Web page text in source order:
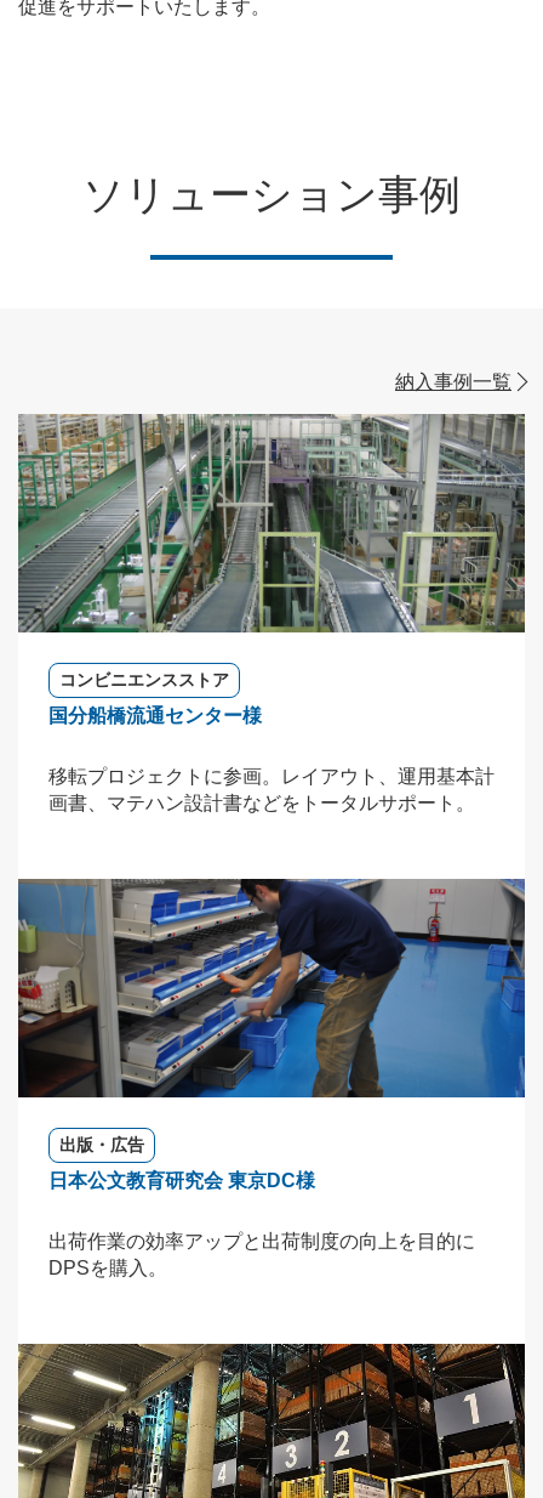
促進をサポートいたします。
ソリューション事例
納入事例一覧
コンビニエンスストア
国分船橋流通センター様
移転プロジェクトに参画。レイアウト、運用基本計
画書、マテハン設計書などをトータルサポート。
出版・広告
日本公文教育研究会 東京DC様
出荷作業の効率アップと出荷制度の向上を目的に
DPSを購入。